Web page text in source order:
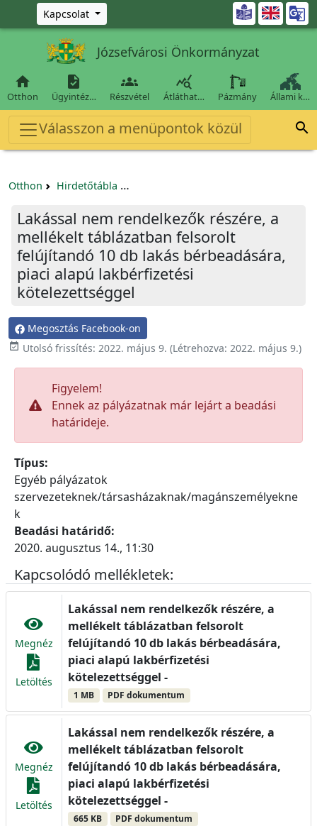
Ugrás a fő tartalomra
Kapcsolat 
Józsefvárosi Önkormányzat

Otthon

Ügyintéz…

Részvétel

Átláthat… Pázmány Állami k…
Válasszon a menüpontok közül 
Otthon Hirdetőtábla
Lakással nem rendelkezők részére, a
mellékelt táblázatban felsorolt
felújítandó 10 db lakás bérbeadására,
piaci alapú lakbérfizetési
kötelezettséggel
Megosztás Facebook-on
 Utolsó frissítés: 2022. május 9. (Létrehozva: 2022. május 9.)
Figyelem!
Ennek az pályázatnak már lejárt a beadási
határideje.
Típus:
Egyéb pályázatok
szervezeteknek/társasházaknak/magánszemélyekne
k
Beadási határidő:
2020. augusztus 14., 11:30
Kapcsolódó mellékletek:
Megnéz
Letöltés
Lakással nem rendelkezők részére, a
mellékelt táblázatban felsorolt
felújítandó 10 db lakás bérbeadására,
piaci alapú lakbérfizetési
kötelezettséggel -
1 MB PDF dokumentum
Megnéz
Letöltés
Lakással nem rendelkezők részére, a
mellékelt táblázatban felsorolt
felújítandó 10 db lakás bérbeadására,
piaci alapú lakbérfizetési
kötelezettséggel -
665 KB PDF dokumentum